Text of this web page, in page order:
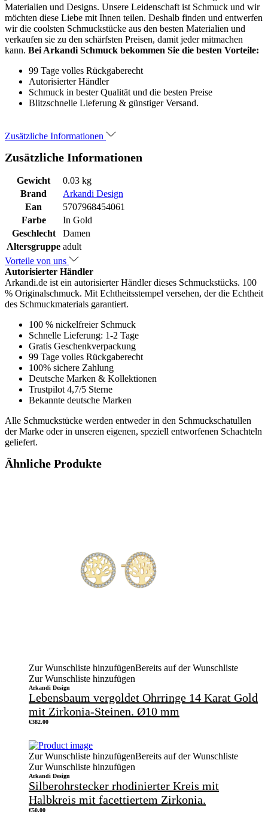
Materialien und Designs. Unsere Leidenschaft ist Schmuck und wir
möchten diese Liebe mit Ihnen teilen. Deshalb finden und entwerfen
wir die coolsten Schmuckstücke aus den besten Materialien und
verkaufen sie zu den schärfsten Preisen, damit jeder mitmachen
kann. Bei Arkandi Schmuck bekommen Sie die besten Vorteile:
99 Tage volles Rückgaberecht
Autorisierter Händler
Schmuck in bester Qualität und die besten Preise
Blitzschnelle Lieferung & günstiger Versand.
Zusätzliche Informationen
Zusätzliche Informationen
Gewicht
0.03 kg
Brand
Arkandi Design
Ean
5707968454061
Farbe
In Gold
Geschlecht
Damen
Altersgruppe adult
Vorteile von uns
Autorisierter Händler
Arkandi.de ist ein autorisierter Händler dieses Schmuckstücks. 100
% Originalschmuck. Mit Echtheitsstempel versehen, der die Echtheit
des Schmuckmaterials garantiert.
100 % nickelfreier Schmuck
Schnelle Lieferung: 1-2 Tage
Gratis Geschenkverpackung
99 Tage volles Rückgaberecht
100% sichere Zahlung
Deutsche Marken & Kollektionen
Trustpilot 4,7/5 Sterne
Bekannte deutsche Marken
Alle Schmuckstücke werden entweder in den Schmuckschatullen
der Marke oder in unseren eigenen, speziell entworfenen Schachteln
geliefert.
Ähnliche Produkte
Zur Wunschliste hinzufügenBereits auf der Wunschliste
Zur Wunschliste hinzufügen
Arkandi Design
Lebensbaum vergoldet Ohrringe 14 Karat Gold
mit Zirkonia-Steinen. Ø10 mm
€382.00
Zur Wunschliste hinzufügenBereits auf der Wunschliste
Zur Wunschliste hinzufügen
Arkandi Design
Silberohrstecker rhodinierter Kreis mit
Halbkreis mit facettiertem Zirkonia.
€50.00